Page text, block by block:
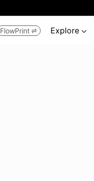
FlowPrint  Explore 